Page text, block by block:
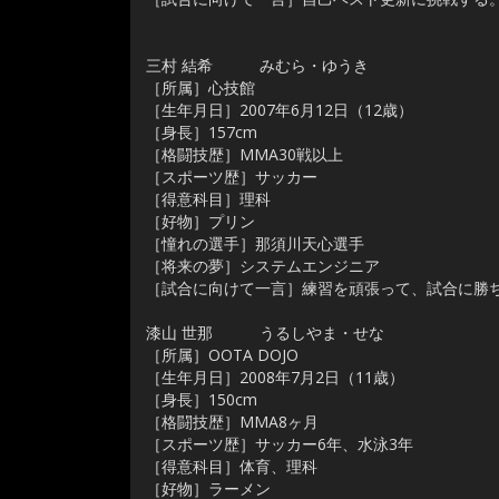
三村 結希 みむら・ゆうき
［所属］心技館
［生年月日］2007年6月12日（12歳）
［身長］157cm
［格闘技歴］MMA30戦以上
［スポーツ歴］サッカー
［得意科目］理科
［好物］プリン
［憧れの選手］那須川天心選手
［将来の夢］システムエンジニア
［試合に向けて一言］練習を頑張って、試合に勝
漆山 世那 うるしやま・せな
［所属］OOTA DOJO
［生年月日］2008年7月2日（11歳）
［身長］150cm
［格闘技歴］MMA8ヶ月
［スポーツ歴］サッカー6年、水泳3年
［得意科目］体育、理科
［好物］ラーメン